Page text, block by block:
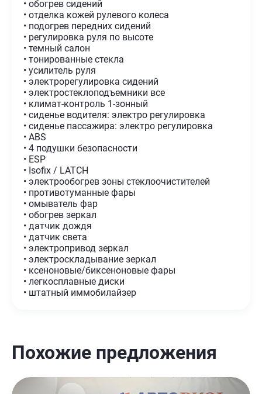
• обогрев сидений
• отделка кожей рулевого колеса
• подогрев передних сидений
• регулировка руля по высоте
• темный салон
• тонированные стекла
• усилитель руля
• электрорегулировка сидений
• электростеклоподъемники все
• климат-контроль 1-зонный
• сиденье водителя: электро регулировка
• сиденье пассажира: электро регулировка
• ABS
• 4 подушки безопасности
• ESP
• Isofix / LATCH
• электрообогрев зоны стеклоочистителей
• противотуманные фары
• омыватель фар
• обогрев зеркал
• датчик дождя
• датчик света
• электропривод зеркал
• электроскладывание зеркал
• ксеноновые/биксеноновые фары
• легкосплавные диски
• штатный иммобилайзер
Похожие предложения